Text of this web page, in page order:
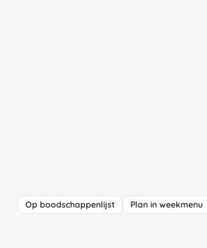
Op boodschappenlijst Plan in weekmenu